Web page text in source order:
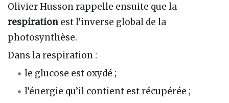
Olivier Husson rappelle ensuite que la
respiration est l’inverse global de la
photosynthèse.
Dans la respiration :
le glucose est oxydé ;
l’énergie qu’il contient est récupérée ;